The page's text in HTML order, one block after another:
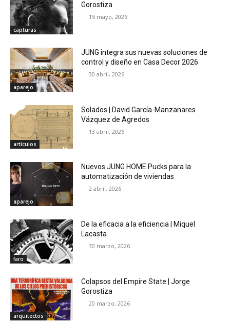
capturas
Gorostiza
15 mayo, 2026
aparejo
JUNG integra sus nuevas soluciones de
control y diseño en Casa Decor 2026
30 abril, 2026
artículos
Solados | David García-Manzanares
Vázquez de Agredos
13 abril, 2026
aparejo
Nuevos JUNG HOME Pucks para la
automatización de viviendas
2 abril, 2026
faro
De la eficacia a la eficiencia | Miquel
Lacasta
30 marzo, 2026
arquitectos
Colapsos del Empire State | Jorge
Gorostiza
20 marzo, 2026